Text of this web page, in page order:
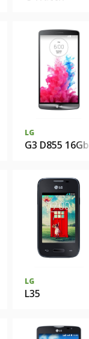
LG
G3 D855 16Gb
LG
L35